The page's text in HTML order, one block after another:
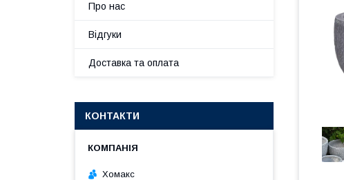
Про нас
Відгуки
Доставка та оплата
КОНТАКТИ
Хомакс